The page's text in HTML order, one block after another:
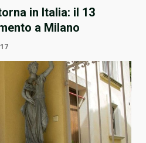
in Italia: il 13
a Milano